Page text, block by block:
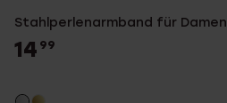
Stahlperlenarmband für Damen
14 99